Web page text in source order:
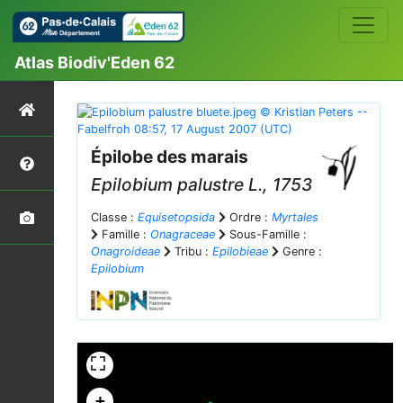
Atlas Biodiv'Eden 62
Épilobe des marais
Epilobium palustre L., 1753
Classe : Equisetopsida Ordre : Myrtales
Famille : Onagraceae
Sous-Famille :
Onagroideae
Tribu : Epilobieae
Genre :
Epilobium